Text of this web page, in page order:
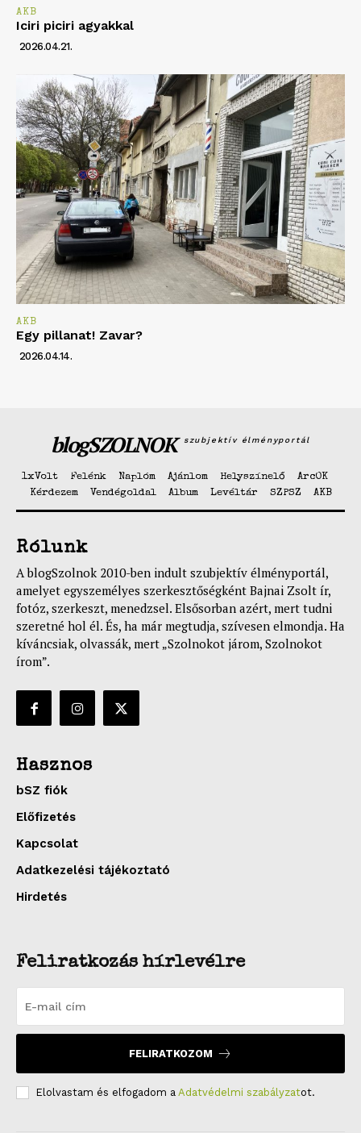
AKB
Iciri piciri agyakkal
2026.04.21.
AKB
Egy pillanat! Zavar?
2026.04.14.
blogSZOLNOK szubjektív élményportál
1xVolt Felénk Naplóm Ajánlom Helyszínelő
ArcOK
Kérdezem
Vendégoldal Album Levéltár SZPSZ AKB
Rólunk
A blogSzolnok 2010-ben indult szubjektív élményportál,
amelyet egyszemélyes szerkesztőségként Bajnai Zsolt ír,
fotóz, szerkeszt, menedzsel. Elsősorban azért, mert tudni
szeretné hol él. És, ha már megtudja, szívesen elmondja. Ha
kíváncsiak, olvassák, mert „Szolnokot járom, Szolnokot
írom”.
Hasznos
bSZ fiók
Előfizetés
Kapcsolat
Adatkezelési tájékoztató
Hirdetés
Feliratkozás hírlevélre
FELIRATKOZOM
Elolvastam és elfogadom a Adatvédelmi szabályzatot.